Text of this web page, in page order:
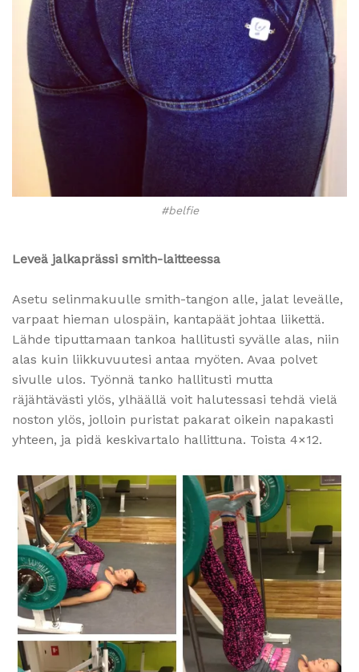
#belfie
Leveä jalkaprässi smith-laitteessa
Asetu selinmakuulle smith-tangon alle, jalat leveälle,
varpaat hieman ulospäin, kantapäät johtaa liikettä.
Lähde tiputtamaan tankoa hallitusti syvälle alas, niin
alas kuin liikkuvuutesi antaa myöten. Avaa polvet
sivulle ulos. Työnnä tanko hallitusti mutta
räjähtävästi ylös, ylhäällä voit halutessasi tehdä vielä
noston ylös, jolloin puristat pakarat oikein napakasti
yhteen, ja pidä keskivartalo hallittuna. Toista 4×12.